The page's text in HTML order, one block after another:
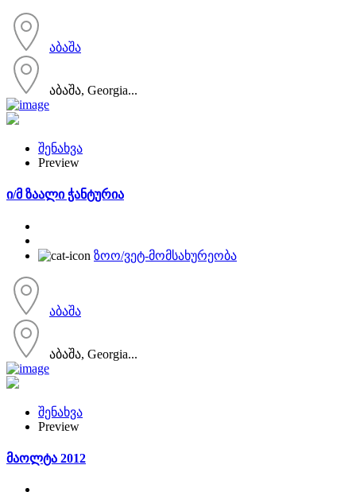
აბაშა
აბაშა, Georgia...
შენახვა
Preview
ი/მ ზაალი ჭანტურია
ზოო/ვეტ-მომსახურეობა
აბაშა
აბაშა, Georgia...
შენახვა
Preview
მაოლტა 2012